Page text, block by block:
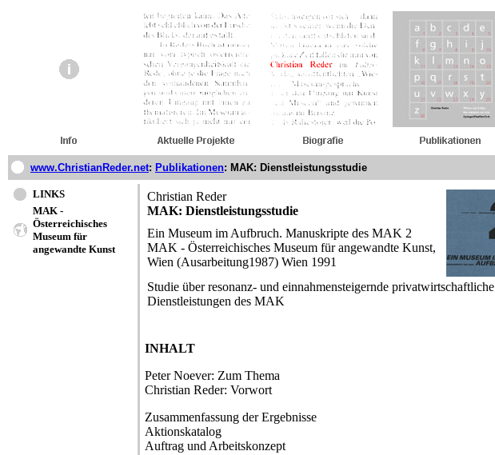
www.ChristianReder.net: Publikationen: MAK: Dienstleistungsstudie
LINKS
MAK -
Österreichisches
Museum für
angewandte Kunst
Christian Reder
MAK: Dienstleistungsstudie
Ein Museum im Aufbruch. Manuskripte des MAK 2
MAK - Österreichisches Museum für angewandte Kunst,
Wien (Ausarbeitung1987) Wien 1991
Studie über resonanz- und einnahmensteigernde privatwirtschaftliche
Dienstleistungen des MAK
INHALT
Peter Noever: Zum Thema
Christian Reder: Vorwort
Zusammenfassung der Ergebnisse
Aktionskatalog
Auftrag und Arbeitskonzept